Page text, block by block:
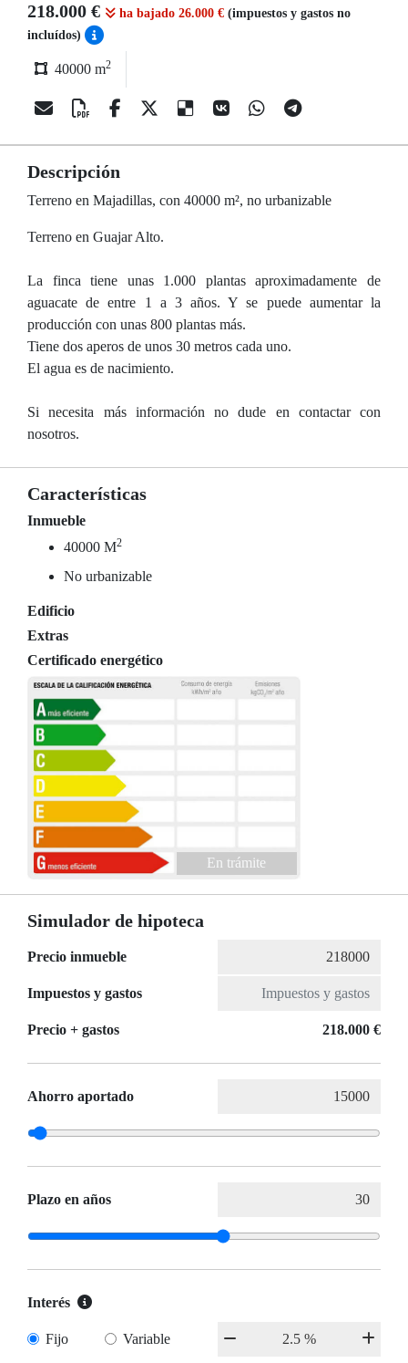
218.000 € ha bajado 26.000 € (impuestos y gastos no
incluídos)
40000 m2
Descripción
Terreno en Majadillas, con 40000 m², no urbanizable
Terreno en Guajar Alto.
La finca tiene unas 1.000 plantas aproximadamente de
aguacate de entre 1 a 3 años. Y se puede aumentar la
producción con unas 800 plantas más.
Tiene dos aperos de unos 30 metros cada uno.
El agua es de nacimiento.
Si necesita más información no dude en contactar con
nosotros.
Características
Inmueble
40000 M2
No urbanizable
Edificio
Extras
Certificado energético
En trámite
Simulador de hipoteca
Precio inmueble
Impuestos y gastos
Precio + gastos 218.000 €
Ahorro aportado
Plazo en años
Interés
Fijo Variable